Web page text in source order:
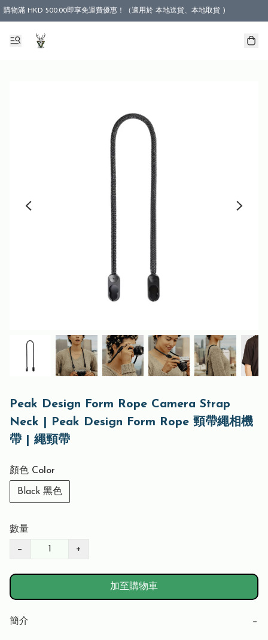
購物滿 HKD 500.00即享免運費優惠！（適用於 本地送貨、本地取貨 )
Peak Design Form Rope Camera Strap
Neck | Peak Design Form Rope 頸帶繩相機
帶 | 繩頸帶
顏色 Color
Black 黑色
數量
− +
加至購物車
簡介 −